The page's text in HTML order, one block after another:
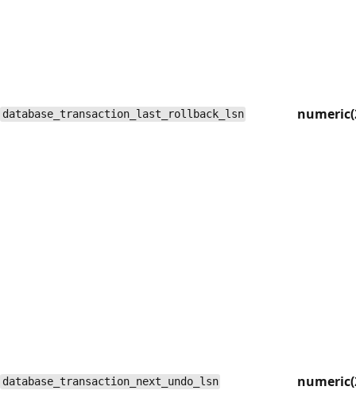
database_transaction_last_rollback_lsn
database_transaction_next_undo_lsn